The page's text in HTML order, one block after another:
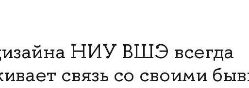
НИУ ВШЭ всегда
связь со своими